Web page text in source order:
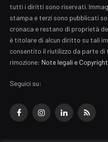
tutti i diritti sono riservati.
stampa e terzi sono pubblicati
cronaca e restano di proprietà
è titolare di alcun diritto su tali
consentito il riutilizzo da parte di
rimozione: Note legali e Copyright
Seguici su:
FacebookInstagramLinkedInRSS